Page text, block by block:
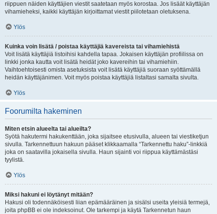
riippuen näiden käyttäjien viestit saatetaan myös korostaa. Jos lisäät käyttäjän
vihamieheksi, kaikki käyttäjän kirjoittamat viestit piilotetaan oletuksena.
Ylös
Kuinka voin lisätä / poistaa käyttäjiä kavereista tai vihamiehistä
Voit lisätä käyttäjiä listoihisi kahdella tapaa. Jokaisen käyttäjän profiilissa on
linkki jonka kautta voit lisätä heidät joko kavereihin tai vihamiehiin.
Vaihtoehtoisesti omista asetuksista voit lisätä käyttäjiä suoraan syöttämällä
heidän käyttäjänimen. Voit myös poistaa käyttäjiä listaltasi samalta sivulta.
Ylös
Foorumilta hakeminen
Miten etsin alueelta tai alueilta?
Syötä hakutermi hakukenttään, joka sijaitsee etusivulla, alueen tai viestiketjun
sivulla. Tarkennettuun hakuun pääset klikkaamalla “Tarkennettu haku”-linkkiä
joka on saatavilla jokaisella sivulla. Haun sijainti voi riippua käyttämästäsi
tyylistä.
Ylös
Miksi hakuni ei löytänyt mitään?
Hakusi oli todennäköisesti liian epämääräinen ja sisälsi useita yleisiä termejä,
joita phpBB ei ole indeksoinut. Ole tarkempi ja käytä Tarkennetun haun